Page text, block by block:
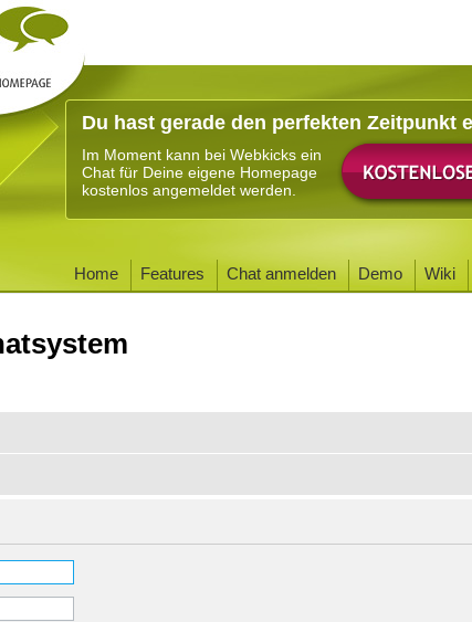
Du hast gerade den perfekten Zeitpunkt
Im Moment kann bei Webkicks ein
Chat für Deine eigene Homepage
kostenlos angemeldet werden.
Home Features Chat anmelden Demo Wiki